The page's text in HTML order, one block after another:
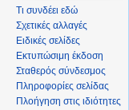
Τι συνδέει εδώ
Σχετικές αλλαγές
Ειδικές σελίδες
Εκτυπώσιμη έκδοση
Σταθερός σύνδεσμος
Πληροφορίες σελίδας
Πλοήγηση στις ιδιότητες